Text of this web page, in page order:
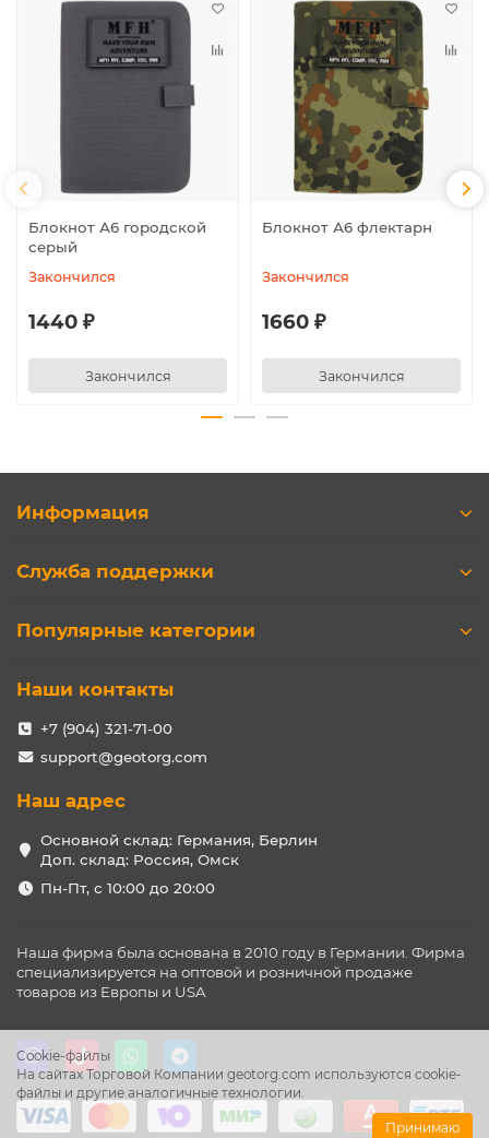
Блокнот А6 городской
серый
Закончился
1440 ₽
Закончился
Блокнот А6 флектарн
Закончился
1660 ₽
Закончился
Cookie-файлы
На сайтах Торговой Компании geotorg.com используются cookie-
файлы и другие аналогичные технологии.
Принимаю
Информация
Служба поддержки
Популярные категории
Наши контакты
+7 (904) 321-71-00
support@geotorg.com
Наш адрес
Основной склад: Германия, Берлин
Доп. склад: Россия, Омск
Пн-Пт, с 10:00 до 20:00
Наша фирма была основана в 2010 году в Германии. Фирма
специализируется на оптовой и розничной продаже
товаров из Европы и USA